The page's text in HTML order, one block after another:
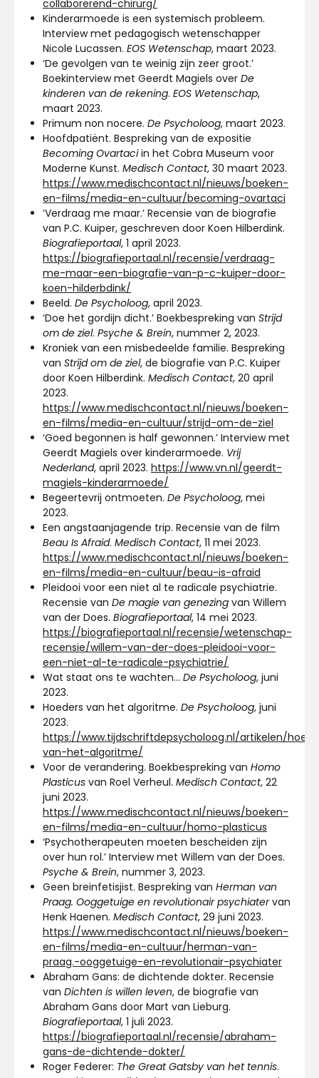
collaborerend-chirurg/
Kinderarmoede is een systemisch probleem.
Interview met pedagogisch wetenschapper
Nicole Lucassen. EOS Wetenschap, maart 2023.
‘De gevolgen van te weinig zijn zeer groot.’
Boekinterview met Geerdt Magiels over De
kinderen van de rekening. EOS Wetenschap,
maart 2023.
Primum non nocere. De Psycholoog, maart 2023.
Hoofdpatiënt. Bespreking van de expositie
Becoming Ovartaciin het Cobra Museum voor
Moderne Kunst. Medisch Contact, 30 maart 2023.
https://www.medischcontact.nl/nieuws/boeken-
en-films/media-en-cultuur/becoming-ovartaci
‘Verdraag me maar.’ Recensie van de biografie
van P.C. Kuiper, geschreven door Koen Hilberdink.
Biografieportaal, 1 april 2023.
https://biografieportaal.nl/recensie/verdraag-
me-maar-een-biografie-van-p-c-kuiper-door-
koen-hilderbdink/
Beeld. De Psycholoog, april 2023.
‘Doe het gordijn dicht.’ Boekbespreking van Strijd
om de ziel. Psyche & Brein, nummer 2, 2023.
Kroniek van een misbedeelde familie. Bespreking
van Strijd om de ziel, de biografie van P.C. Kuiper
door Koen Hilberdink. Medisch Contact, 20 april
2023.
https://www.medischcontact.nl/nieuws/boeken-
en-films/media-en-cultuur/strijd-om-de-ziel
‘Goed begonnen is half gewonnen.’ Interview met
Geerdt Magiels over kinderarmoede. Vrij
Nederland, april 2023. https://www.vn.nl/geerdt-
magiels-kinderarmoede/
Begeertevrij ontmoeten. De Psycholoog, mei
2023.
Een angstaanjagende trip. Recensie van de film
Beau Is Afraid. Medisch Contact, 11 mei 2023.
https://www.medischcontact.nl/nieuws/boeken-
en-films/media-en-cultuur/beau-is-afraid
Pleidooi voor een niet al te radicale psychiatrie.
Recensie van De magie van genezing van Willem
van der Does. Biografieportaal, 14 mei 2023.
https://biografieportaal.nl/recensie/wetenschap-
recensie/willem-van-der-does-pleidooi-voor-
een-niet-al-te-radicale-psychiatrie/
Wat staat ons te wachten… De Psycholoog, juni
2023.
Hoeders van het algoritme. De Psycholoog, juni
2023.
https://www.tijdschriftdepsycholoog.nl/artikelen/
van-het-algoritme/
Voor de verandering. Boekbespreking van Homo
Plasticus van Roel Verheul. Medisch Contact, 22
juni 2023.
https://www.medischcontact.nl/nieuws/boeken-
en-films/media-en-cultuur/homo-plasticus
‘Psychotherapeuten moeten bescheiden zijn
over hun rol.’ Interview met Willem van der Does.
Psyche & Brein, nummer 3, 2023.
Geen breinfetisjist. Bespreking van Herman van
Praag. Ooggetuige en revolutionair psychiatervan
Henk Haenen. Medisch Contact, 29 juni 2023.
https://www.medischcontact.nl/nieuws/boeken-
en-films/media-en-cultuur/herman-van-
praag.-ooggetuige-en-revolutionair-psychiater
Abraham Gans: de dichtende dokter. Recensie
van Dichten is willen leven, de biografie van
Abraham Gans door Mart van Lieburg.
Biografieportaal, 1 juli 2023.
https://biografieportaal.nl/recensie/abraham-
gans-de-dichtende-dokter/
Roger Federer: The Great Gatsby van het tennis.